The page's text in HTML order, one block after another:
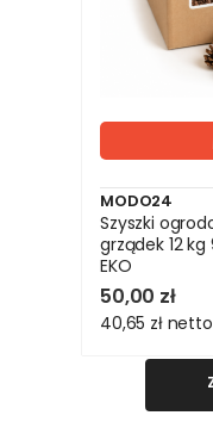
MODO24
Szyszki
grządek 12 kg
EKO
50,00 zł
40,65 zł netto